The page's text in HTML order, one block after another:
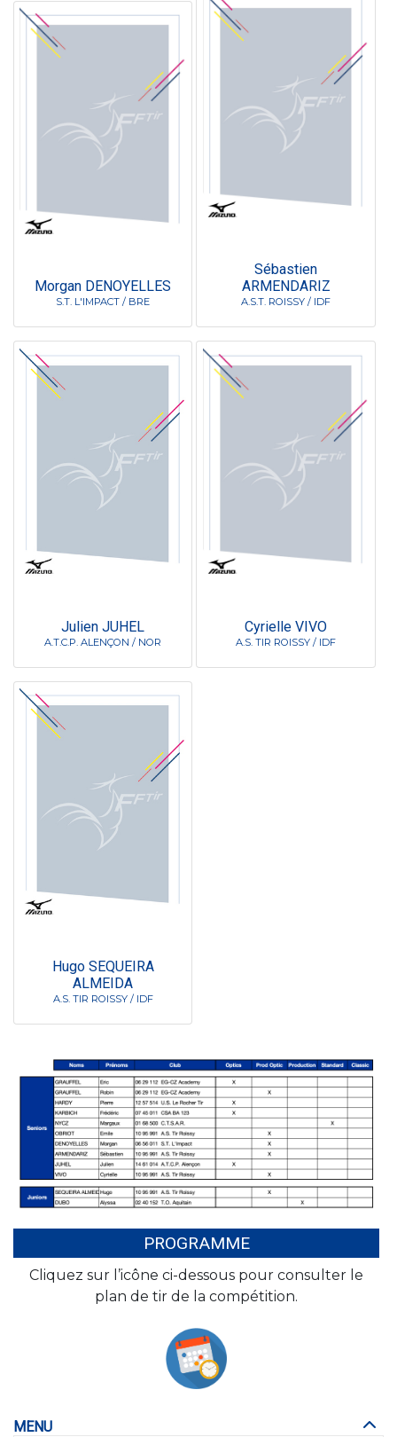
Morgan DENOYELLES
S.T. L'IMPACT / BRE
Sébastien
ARMENDARIZ
A.S.T. ROISSY / IDF
Julien JUHEL
A.T.C.P. ALENÇON / NOR
Cyrielle VIVO
A.S. TIR ROISSY / IDF
Hugo SEQUEIRA
ALMEIDA
A.S. TIR ROISSY / IDF
PROGRAMME
Cliquez sur l’icône ci-dessous pour consulter le
plan de tir de la compétition.
MENU